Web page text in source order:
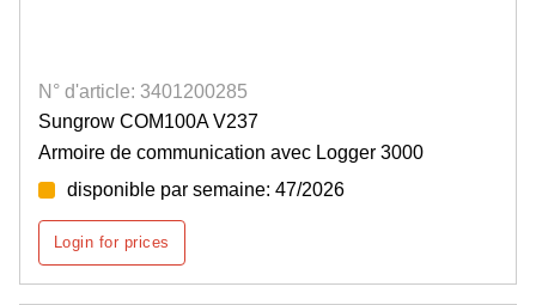
N° d'article: 3401200285
Sungrow COM100A V237
Armoire de communication avec Logger 3000
disponible par semaine: 47/2026
Login for prices